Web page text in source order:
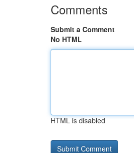
Comments
Submit a Comment
No HTML
HTML is disabled